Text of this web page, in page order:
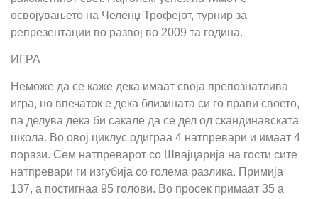
освојувањето на Челенџ Трофејот, турнир за
репрезентации во развој во 2009 та година.
ИГРА
Неможе да се каже дека имаат своја препознатлива
игра, но впечаток е дека близината си го прави своето,
па делува дека би сакале да се дел од скандинавската
школа. Во овој циклус одиграа 4 натпревари и имаат 4
порази. Сем натпреварот со Швајцарија на гости сите
натпревари ги изгубија со голема разлика. Примија
137, а постигнаа 95 голови. Во просек примаат 35 а